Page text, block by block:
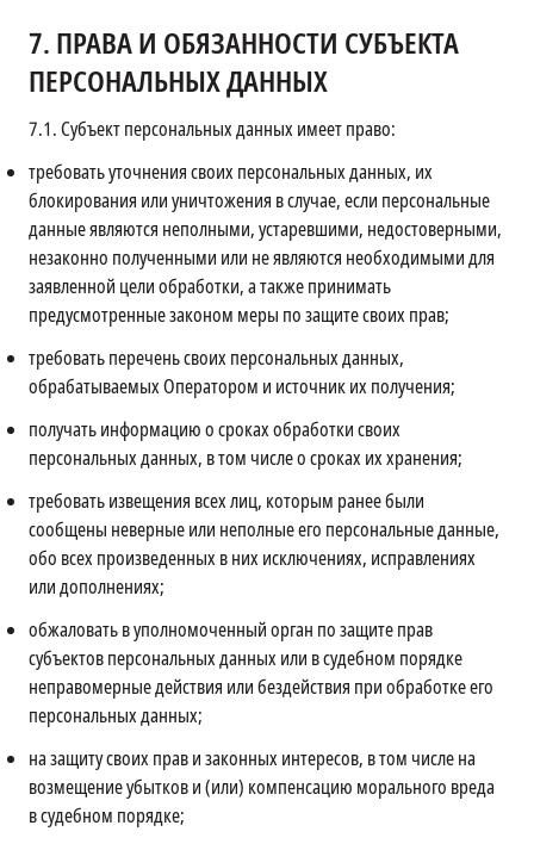
7. ПРАВА И ОБЯЗАННОСТИ СУБЪЕКТА
ПЕРСОНАЛЬНЫХ ДАННЫХ
7.1.Субъект персональных данных имеет право:
требовать уточнения своих персональных данных, их
блокирования или уничтожения в случае, если персональные
данные являются неполными, устаревшими, недостоверными,
незаконно полученными или не являются необходимыми для
заявленной цели обработки, а также принимать
предусмотренные законом меры по защите своих прав;
требовать перечень своих персональных данных,
обрабатываемых Оператором и источник их получения;
получать информацию о сроках обработки своих
персональных данных, в том числе о сроках их хранения;
требовать извещения всех лиц, которым ранее были
сообщены неверные или неполные его персональные данные,
обо всех произведенных в них исключениях, исправлениях
или дополнениях;
обжаловать в уполномоченный орган по защите прав
субъектов персональных данных или в судебном порядке
неправомерные действия или бездействия при обработке его
персональных данных;
на защиту своих прав и законных интересов, в том числе на
возмещение убытков и (или) компенсацию морального вреда
в судебном порядке;